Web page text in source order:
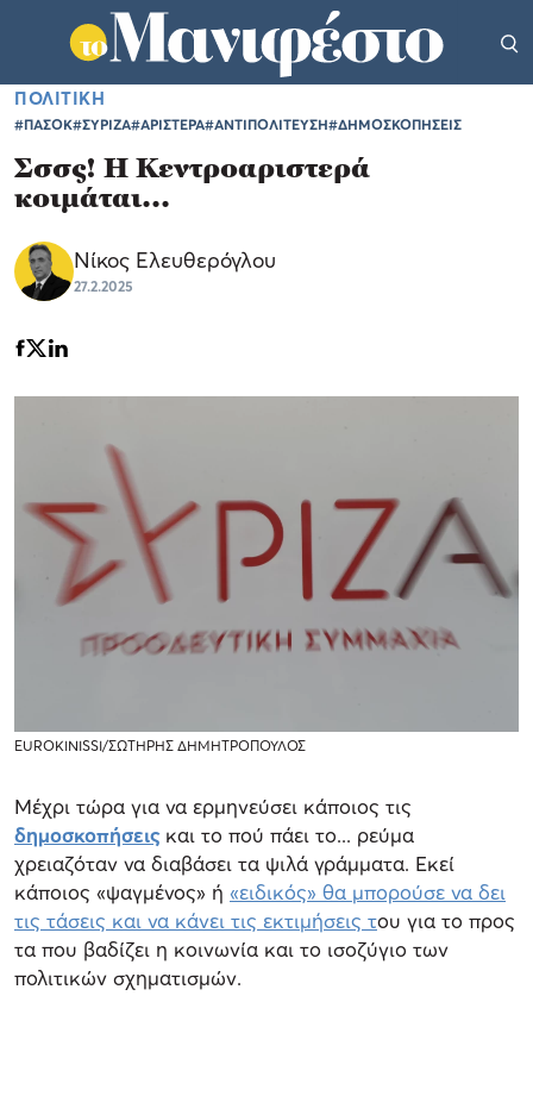
ΠΟΛΙΤΙΚΗ
#ΠΑΣΟΚ#ΣΥΡΙΖΑ#ΑΡΙΣΤΕΡΑ#ΑΝΤΙΠΟΛΙΤΕΥΣΗ#ΔΗΜΟΣΚΟΠΗΣΕΙΣ
Σσσς! Η Κεντροαριστερά
κοιμάται...
Νίκος Ελευθερόγλου
27.2.2025
EUROKINISSI/ΣΩΤΗΡΗΣ ΔΗΜΗΤΡΟΠΟΥΛΟΣ
Μέχρι τώρα για να ερμηνεύσει κάποιος τις
δημοσκοπήσεις και το πού πάει το... ρεύμα
χρειαζόταν να διαβάσει τα ψιλά γράμματα. Εκεί
κάποιος «ψαγμένος» ή «ειδικός» θα μπορούσε να δει
τις τάσεις και να κάνει τις εκτιμήσεις του για το προς
τα που βαδίζει η κοινωνία και το ισοζύγιο των
πολιτικών σχηματισμών.